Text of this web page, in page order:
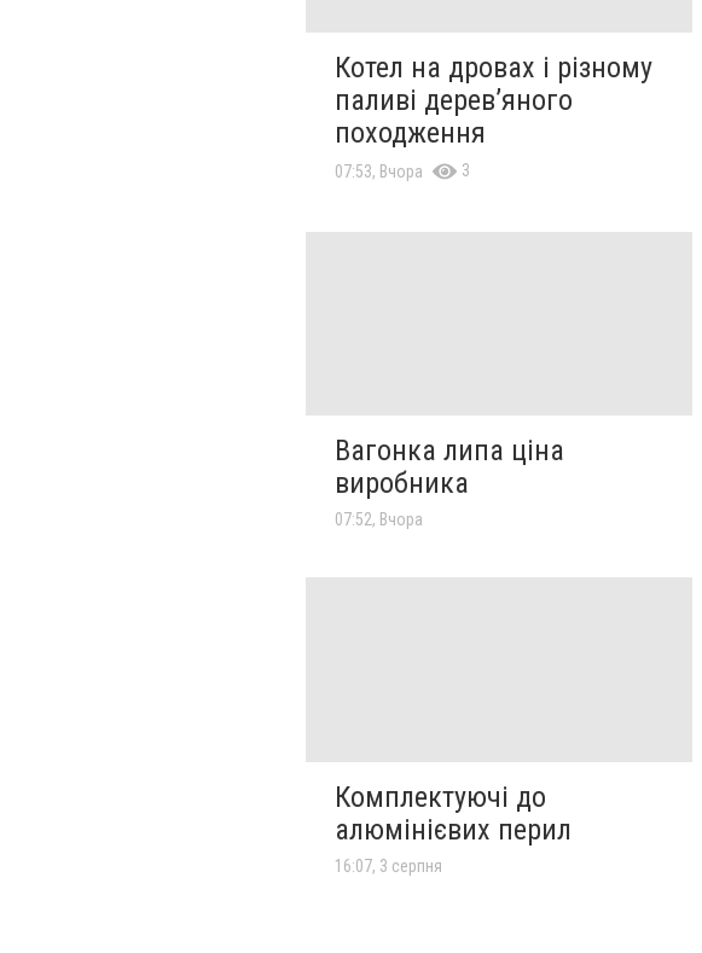
Котел на дровах і різному
паливі дерев’яного
походження
07:53, Вчора 3
Вагонка липа ціна
виробника
07:52, Вчора
Комплектуючі до
алюмінієвих перил
16:07, 3 серпня